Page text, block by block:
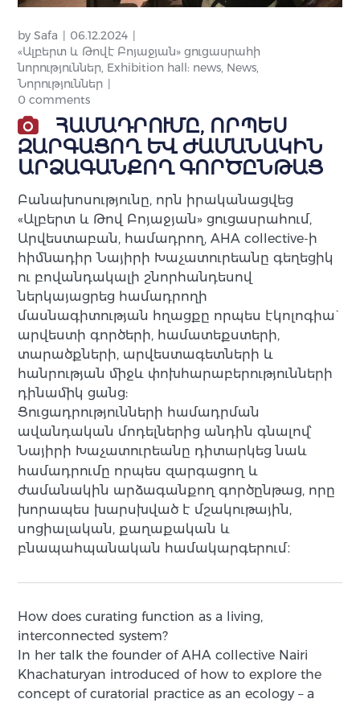
bySafa
06.12.2024
«Ալբերտ և Թովէ Բոյաջյան» ցուցասրահի
նորություններ, Exhibition hall: news, News,
Նորություններ
0 comments
ՀԱՄԱԴՐՈՒՄԸ, ՈՐՊԵՍ
ԶԱՐԳԱՑՈՂ ԵՎ ԺԱՄԱՆԱԿԻՆ
ԱՐՁԱԳԱՆՔՈՂ ԳՈՐԾԸՆԹԱՑ
Բանախոսությունը, որն իրականացվեց
«Ալբերտ և Թով Բոյաջյան» ցուցասրահում,
Արվեստաբան, համադրող, AHA collective-ի
հիմնադիր Նայիրի Խաչատուրեանը գեղեցիկ
ու բովանդակալի շնորհանդեսով
ներկայացրեց համադրողի
մասնագիտության հղացքը որպես էկոլոգիա`
արվեստի գործերի, համատեքստերի,
տարածքների, արվեստագետների և
հանրության միջև փոխհարաբերությունների
դինամիկ ցանց:
Ցուցադրությունների համադրման
ավանդական մոդելներից անդին գնալով՝
Նայիրի Խաչատուրեանը դիտարկեց նաև
համադրումը որպես զարգացող և
ժամանակին արձագանքող գործընթաց, որը
խորապես խարսխված է մշակութային,
սոցիալական, քաղաքական և
բնապահպանական համակարգերում։
How does curating function as a living,
interconnected system?
In her talk the founder of AHA collective Nairi
Khachaturyan introduced of how to explore the
concept of curatorial practice as an ecology – a